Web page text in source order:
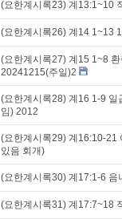
(요한계시록23) 계13:1~10
(요한계시록26) 계14 1~13
(요한계시록27) 계15 1~8
20241215(주일)2
(요한계시록28) 계16 1-9 일
임) 2012
(요한계시록29) 계16:10-21
있음 회개)
(요한계시록30) 계17:1-6 음
(요한계시록31) 계17:7~18